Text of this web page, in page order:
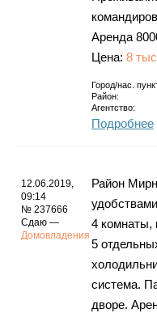
Аренда
Цена: 8
Город/нас.
Район:
Агентство:
Подробнее
12.06.2019,
09:14
№ 237666
Сдаю —
Домовладения
Район
4 комнаты,
5
система.
дворе.